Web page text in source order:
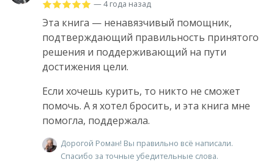
— 4 года назад
Эта книга — ненавязчивый помощник,
подтверждающий правильность принятого
решения и поддерживающий на пути
достижения цели.
Если хочешь курить, то никто не сможет
помочь. А я хотел бросить, и эта книга мне
помогла, поддержала.
Дорогой Роман! Вы правильно всё написали.
Спасибо за точные убедительные слова.